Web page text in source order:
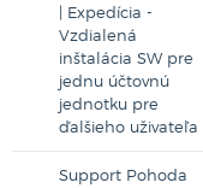
| Expedícia -
Vzdialená
inštalácia SW pre
jednu účtovnú
jednotku pre
ďalšieho uživateľa
Support Pohoda